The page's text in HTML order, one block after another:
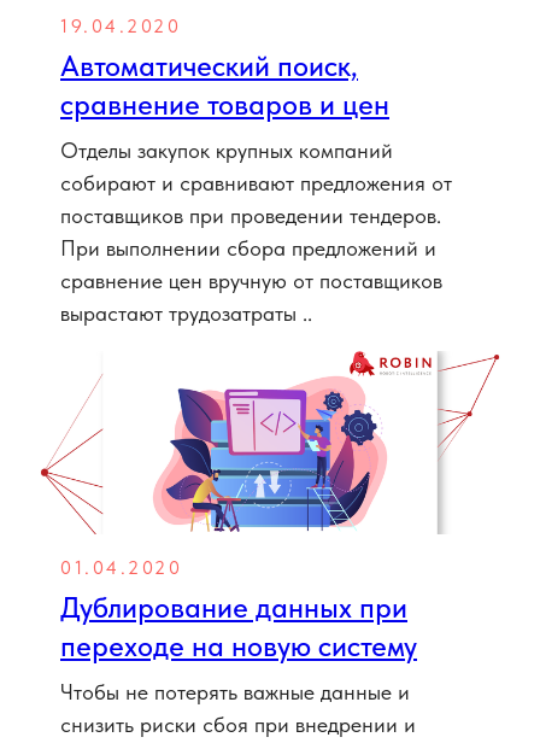
19.04.2020
Автоматический поиск,
сравнение товаров и цен
Отделы закупок крупных компаний
собирают и сравнивают предложения от
поставщиков при проведении тендеров.
При выполнении сбора предложений и
сравнение цен вручную от поставщиков
вырастают трудозатраты ..
01.04.2020
Дублирование данных при
переходе на новую систему
Чтобы не потерять важные данные и
снизить риски сбоя при внедрении и